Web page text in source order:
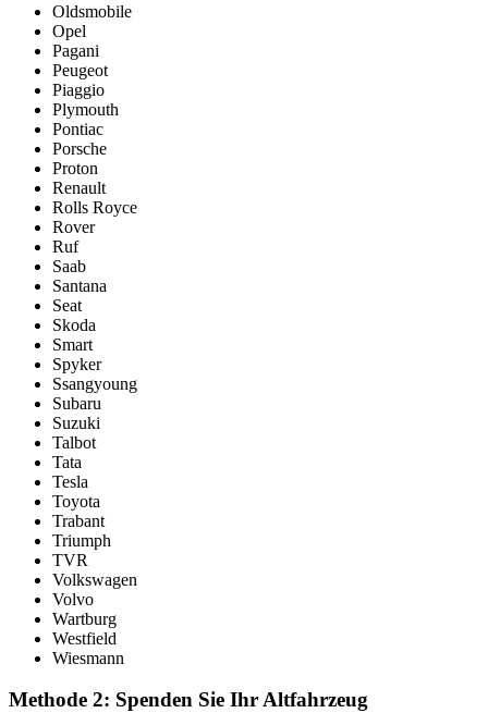
Oldsmobile
Opel
Pagani
Peugeot
Piaggio
Plymouth
Pontiac
Porsche
Proton
Renault
Rolls Royce
Rover
Ruf
Saab
Santana
Seat
Skoda
Smart
Spyker
Ssangyoung
Subaru
Suzuki
Talbot
Tata
Tesla
Toyota
Trabant
Triumph
TVR
Volkswagen
Volvo
Wartburg
Westfield
Wiesmann
Methode 2: Spenden Sie Ihr Altfahrzeug